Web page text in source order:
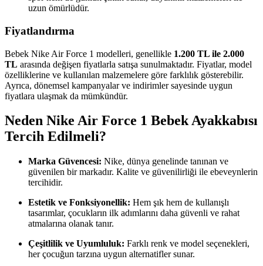
uzun ömürlüdür.
Fiyatlandırma
Bebek Nike Air Force 1 modelleri, genellikle 1.200 TL ile 2.000
TL arasında değişen fiyatlarla satışa sunulmaktadır. Fiyatlar, model
özelliklerine ve kullanılan malzemelere göre farklılık gösterebilir.
Ayrıca, dönemsel kampanyalar ve indirimler sayesinde uygun
fiyatlara ulaşmak da mümkündür.
Neden Nike Air Force 1 Bebek Ayakkabısı
Tercih Edilmeli?
Marka Güvencesi: Nike, dünya genelinde tanınan ve
güvenilen bir markadır. Kalite ve güvenilirliği ile ebeveynlerin
tercihidir.
Estetik ve Fonksiyonellik: Hem şık hem de kullanışlı
tasarımlar, çocukların ilk adımlarını daha güvenli ve rahat
atmalarına olanak tanır.
Çeşitlilik ve Uyumluluk: Farklı renk ve model seçenekleri,
her çocuğun tarzına uygun alternatifler sunar.